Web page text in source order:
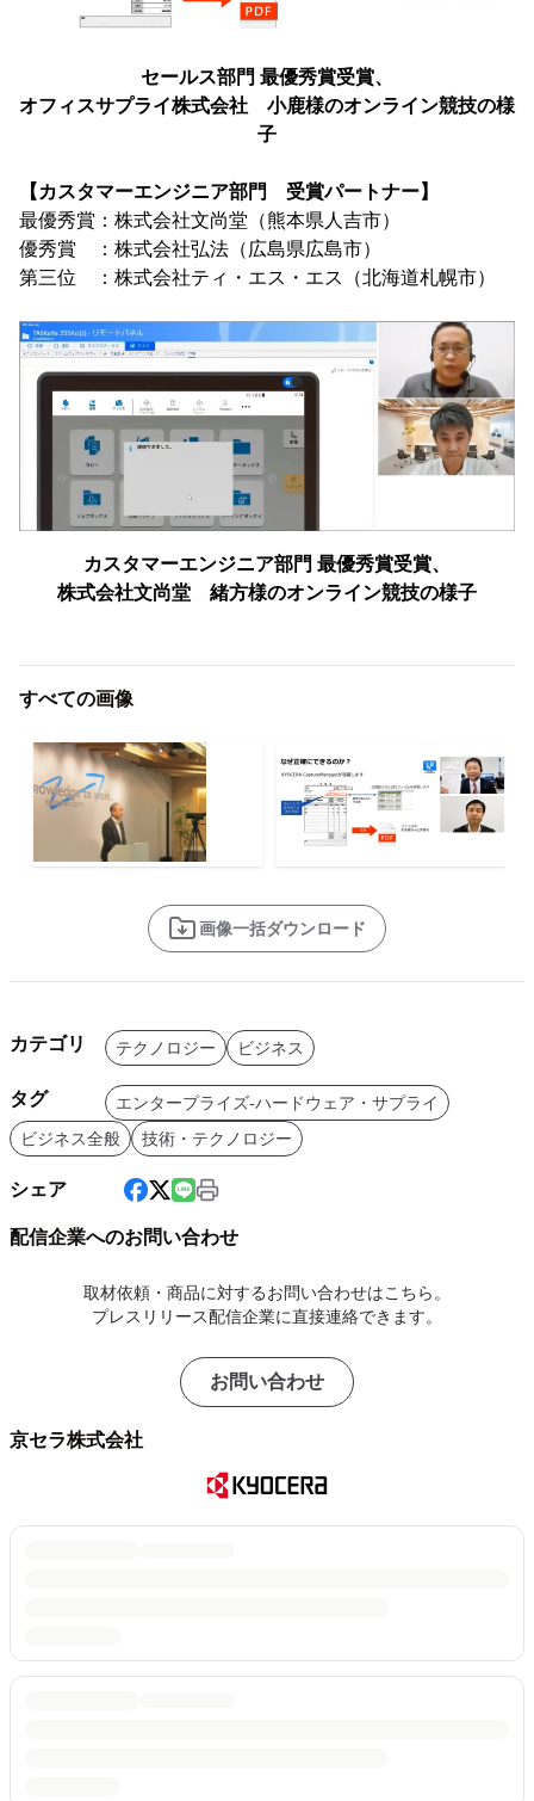
セールス部門 最優秀賞受賞、
オフィスサプライ株式会社 小鹿様のオンライン競技の様
子
【カスタマーエンジニア部門 受賞パートナー】
最優秀賞：株式会社文尚堂（熊本県人吉市）
優秀賞 ：株式会社弘法（広島県広島市）
第三位 ：株式会社ティ・エス・エス（北海道札幌市）
カスタマーエンジニア部門 最優秀賞受賞、
株式会社文尚堂 緒方様のオンライン競技の様子
すべての画像
画像一括ダウンロード
カテゴリ テクノロジー ビジネス
タグ
エンタープライズ-ハードウェア・サプライ
ビジネス全般
技術・テクノロジー
シェア
配信企業へのお問い合わせ
取材依頼・商品に対するお問い合わせはこちら。
プレスリリース配信企業に直接連絡できます。
お問い合わせ
京セラ株式会社